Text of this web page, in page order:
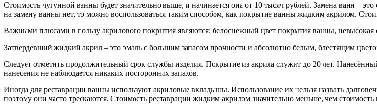
Стоимость чугунной ванны будет значительно выше, и начинается она от 10 тысяч рублей. Замена ванн –
на замену ванны нет, то можно воспользоваться таким способом, как покрытие ванны жидким акрилом.
Важными плюсами в пользу акрилового покрытия являются: белоснежный цвет покрытия ванны, невысокая
Затвердевший жидкий акрил – это эмаль с большим запасом прочности и абсолютно белым, блестящим
Следует отметить продолжительный срок службы изделия. Покрытие из акрила служит до 20 лет.
нанесения не наблюдается никаких посторонних запахов.
Иногда для реставрации ванны используют акриловые вкладышы. Использование их нельзя назвать
поэтому они часто трескаются. Стоимость реставрации жидким акрилом значительно меньше, чем